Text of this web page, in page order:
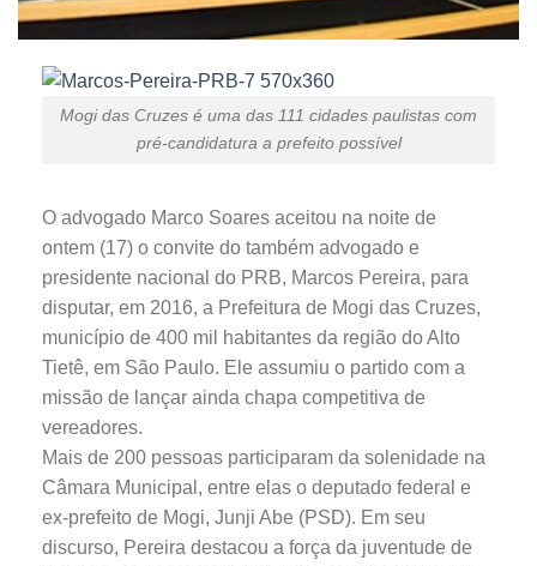
Mogi das Cruzes é uma das 111 cidades paulistas com
pré-candidatura a prefeito possível
O advogado Marco Soares aceitou na noite de
ontem (17) o convite do também advogado e
presidente nacional do PRB, Marcos Pereira, para
disputar, em 2016, a Prefeitura de Mogi das Cruzes,
município de 400 mil habitantes da região do Alto
Tietê, em São Paulo. Ele assumiu o partido com a
missão de lançar ainda chapa competitiva de
vereadores.
Mais de 200 pessoas participaram da solenidade na
Câmara Municipal, entre elas o deputado federal e
ex-prefeito de Mogi, Junji Abe (PSD). Em seu
discurso, Pereira destacou a força da juventude de